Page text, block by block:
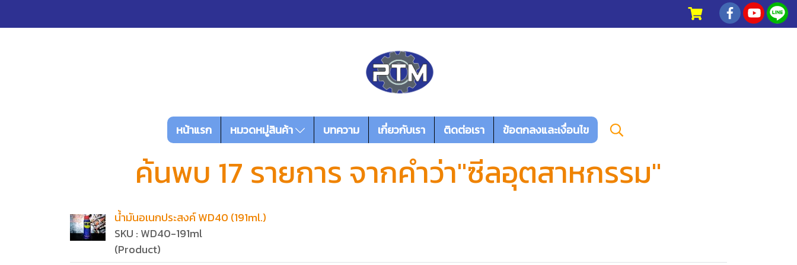
หน้าแรก หมวดหมู่สินค้า บทความ เกี่ยวกับเรา ติดต่อเรา ข้อตกลงและเงื่อนไข
ค้นพบ 17 รายการ จากคำว่า"ซีลอุตสาหกรรม"
น้ำมันอเนกประสงค์ WD40 (191ml.)
SKU : WD40-191ml
(Product)